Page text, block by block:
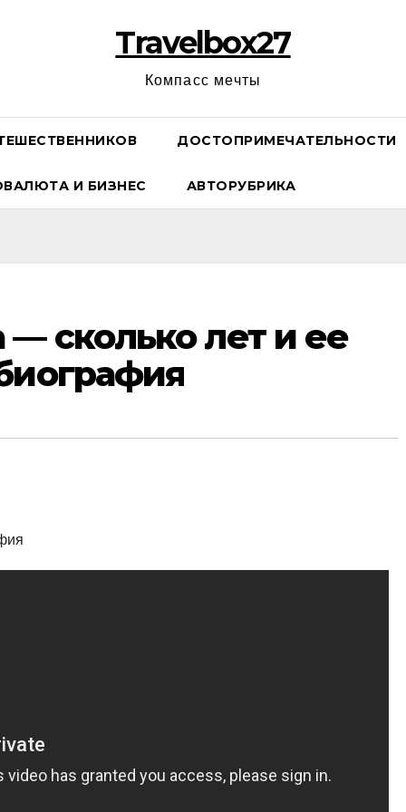
Travelbox27
Компасс мечты
ДОСТОПРИМЕЧАТЕЛЬНОСТИ
И БИЗНЕС АВТОРУБРИКА
сколько лет и ее